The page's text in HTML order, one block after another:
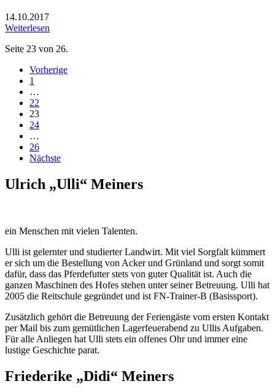
14.10.2017
Weiterlesen
Seite 23 von 26.
Vorherige
1
…
22
23
24
…
26
Nächste
Ulrich „Ulli“ Meiners
ein Menschen mit vielen Talenten.
Ulli ist gelernter und studierter Landwirt. Mit viel Sorgfalt kümmert
er sich um die Bestellung von Acker und Grünland und sorgt somit
dafür, dass das Pferdefutter stets von guter Qualität ist. Auch die
ganzen Maschinen des Hofes stehen unter seiner Betreuung. Ulli hat
2005 die Reitschule gegründet und ist FN-Trainer-B (Basissport).
Zusätzlich gehört die Betreuung der Feriengäste vom ersten Kontakt
per Mail bis zum gemütlichen Lagerfeuerabend zu Ullis Aufgaben.
Für alle Anliegen hat Ulli stets ein offenes Ohr und immer eine
lustige Geschichte parat.
Friederike „Didi“ Meiners